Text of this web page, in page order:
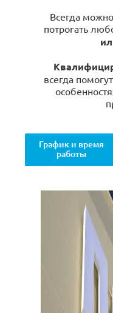
Всегда
потрогать
всегда
График и время
работы